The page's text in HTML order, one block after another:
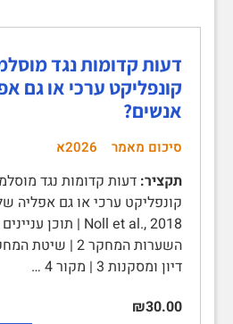
דעות קדומות נגד
קונפליקט ערכי או גם
אנשים?
סיכום מאמר 2026א
תקציר: דעות קדומות נגד
דיון ומסקנות 3 | מקור 4 …
₪30.00